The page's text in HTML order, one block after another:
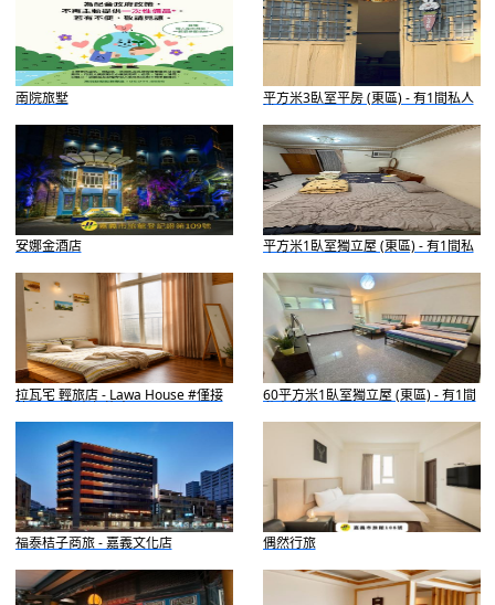
南院旅墅 平方米3臥室平房 (東區) - 有1間私人
浴室
安娜金酒店 平方米1臥室獨立屋 (東區) - 有1間私
拉瓦宅 輕旅店 - Lawa House #僅接
待18-35歲青年旅人
60平方米1臥室獨立屋 (東區) - 有1間
私人浴室
福泰桔子商旅 - 嘉義文化店 偶然行旅